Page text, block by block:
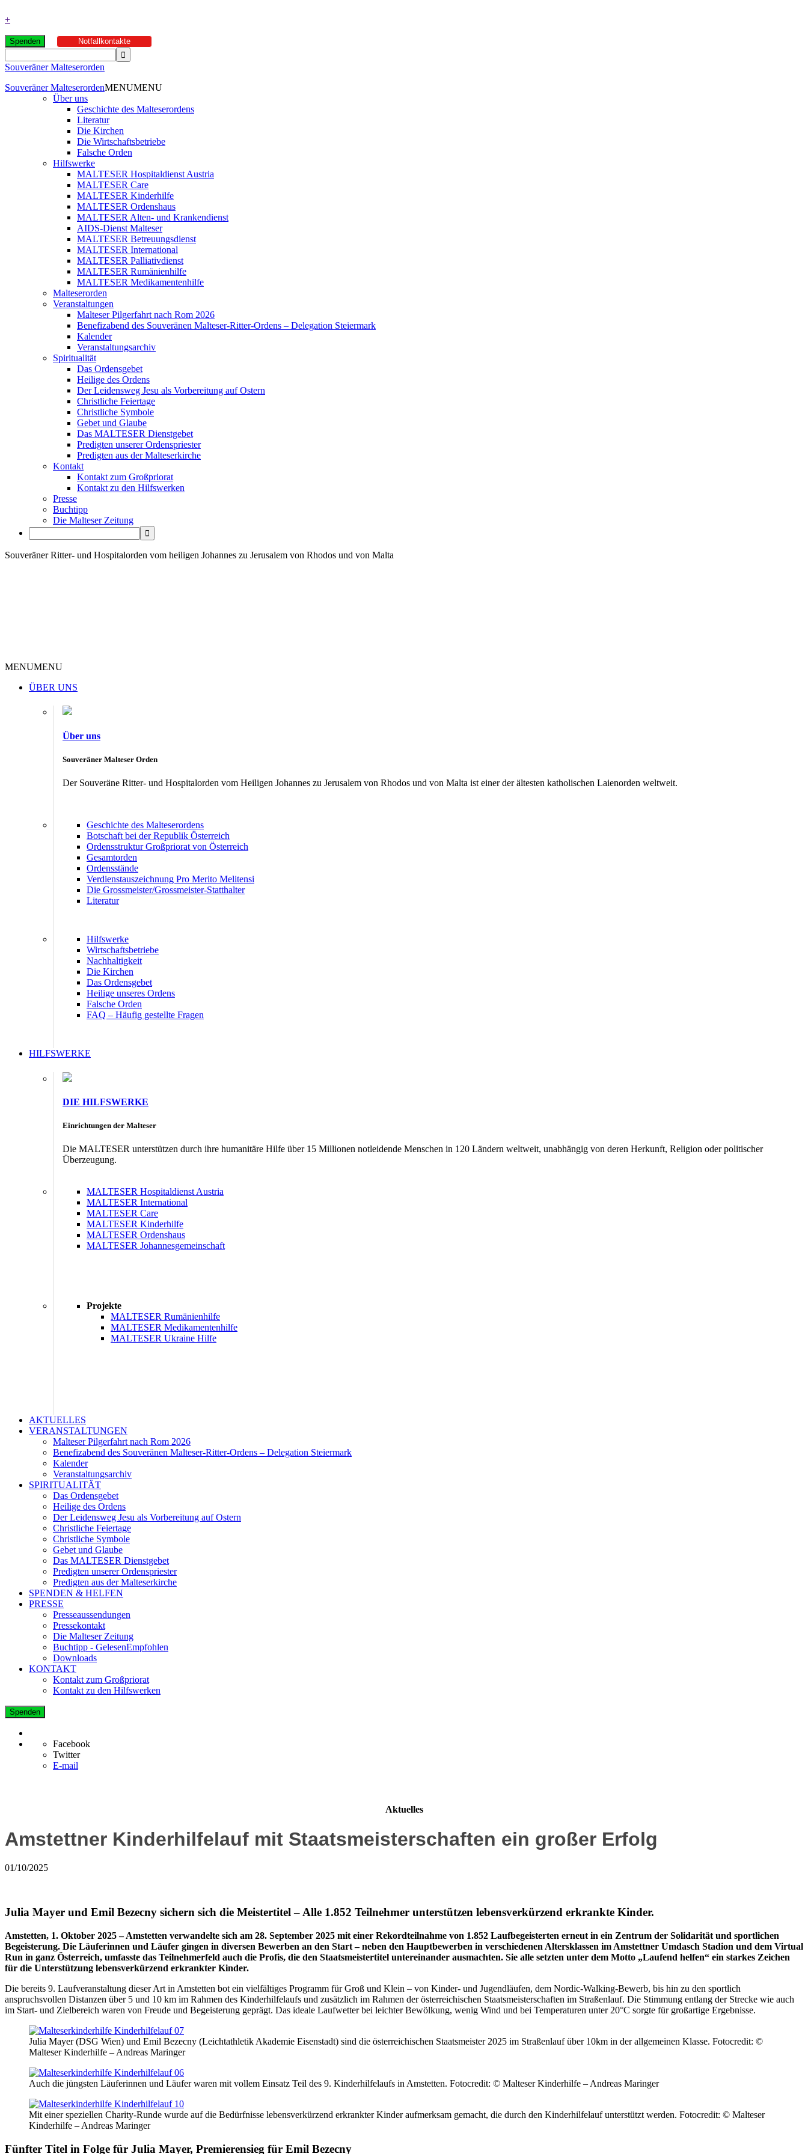
+
Spenden Notfallkontakte
Souveräner Malteserorden
Souveräner MalteserordenMENUMENU
Über uns
Geschichte des Malteserordens
Literatur
Die Kirchen
Die Wirtschaftsbetriebe
Falsche Orden
Hilfswerke
MALTESER Hospitaldienst Austria
MALTESER Care
MALTESER Kinderhilfe
MALTESER Ordenshaus
MALTESER Alten- und Krankendienst
AIDS-Dienst Malteser
MALTESER Betreuungsdienst
MALTESER International
MALTESER Palliativdienst
MALTESER Rumänienhilfe
MALTESER Medikamentenhilfe
Malteserorden
Veranstaltungen
Malteser Pilgerfahrt nach Rom 2026
Benefizabend des Souveränen Malteser-Ritter-Ordens – Delegation Steiermark
Kalender
Veranstaltungsarchiv
Spiritualität
Das Ordensgebet
Heilige des Ordens
Der Leidensweg Jesu als Vorbereitung auf Ostern
Christliche Feiertage
Christliche Symbole
Gebet und Glaube
Das MALTESER Dienstgebet
Predigten unserer Ordenspriester
Predigten aus der Malteserkirche
Kontakt
Kontakt zum Großpriorat
Kontakt zu den Hilfswerken
Presse
Buchtipp
Die Malteser Zeitung
Souveräner Ritter- und Hospitalorden vom heiligen Johannes zu Jerusalem von Rhodos und von Malta
MENUMENU
ÜBER UNS
Über uns
Souveräner Malteser Orden
Der Souveräne Ritter- und Hospitalorden vom Heiligen Johannes zu Jerusalem von Rhodos und von Malta ist einer der ältesten katholischen Laienorden weltweit.
Geschichte des Malteserordens
Botschaft bei der Republik Österreich
Ordensstruktur Großpriorat von Österreich
Gesamtorden
Ordensstände
Verdienstauszeichnung Pro Merito Melitensi
Die Grossmeister/Grossmeister-Statthalter
Literatur
Hilfswerke
Wirtschaftsbetriebe
Nachhaltigkeit
Die Kirchen
Das Ordensgebet
Heilige unseres Ordens
Falsche Orden
FAQ – Häufig gestellte Fragen
HILFSWERKE
DIE HILFSWERKE
Einrichtungen der Malteser
Die MALTESER unterstützen durch ihre humanitäre Hilfe über 15 Millionen notleidende Menschen in 120 Ländern weltweit, unabhängig von deren Herkunft, Religion oder politischer
Überzeugung.
MALTESER Hospitaldienst Austria
MALTESER International
MALTESER Care
MALTESER Kinderhilfe
MALTESER Ordenshaus
MALTESER Johannesgemeinschaft
Projekte
MALTESER Rumänienhilfe
MALTESER Medikamentenhilfe
MALTESER Ukraine Hilfe
AKTUELLES
VERANSTALTUNGEN
Malteser Pilgerfahrt nach Rom 2026
Benefizabend des Souveränen Malteser-Ritter-Ordens – Delegation Steiermark
Kalender
Veranstaltungsarchiv
SPIRITUALITÄT
Das Ordensgebet
Heilige des Ordens
Der Leidensweg Jesu als Vorbereitung auf Ostern
Christliche Feiertage
Christliche Symbole
Gebet und Glaube
Das MALTESER Dienstgebet
Predigten unserer Ordenspriester
Predigten aus der Malteserkirche
SPENDEN & HELFEN
PRESSE
Presseaussendungen
Pressekontakt
Die Malteser Zeitung
Buchtipp - GelesenEmpfohlen
Downloads
KONTAKT
Kontakt zum Großpriorat
Kontakt zu den Hilfswerken
Spenden
Facebook
Twitter
E-mail
Aktuelles
Amstettner Kinderhilfelauf mit Staatsmeisterschaften ein großer Erfolg
01/10/2025
Julia Mayer und Emil Bezecny sichern sich die Meistertitel – Alle 1.852 Teilnehmer unterstützen lebensverkürzend erkrankte Kinder.
Amstetten, 1. Oktober 2025 – Amstetten verwandelte sich am 28. September 2025 mit einer Rekordteilnahme von 1.852 Laufbegeisterten erneut in ein Zentrum der Solidarität und sportlichen
Begeisterung. Die Läuferinnen und Läufer gingen in diversen Bewerben an den Start – neben den Hauptbewerben in verschiedenen Altersklassen im Amstettner Umdasch Stadion und dem Virtual
Run in ganz Österreich, umfasste das Teilnehmerfeld auch die Profis, die den Staatsmeistertitel untereinander ausmachten. Sie alle setzten unter dem Motto „Laufend helfen“ ein starkes Zeichen
für die Unterstützung lebensverkürzend erkrankter Kinder.
Die bereits 9. Laufveranstaltung dieser Art in Amstetten bot ein vielfältiges Programm für Groß und Klein – von Kinder- und Jugendläufen, dem Nordic-Walking-Bewerb, bis hin zu den sportlich
anspruchsvollen Distanzen über 5 und 10 km im Rahmen des Kinderhilfelaufs und zusätzlich im Rahmen der österreichischen Staatsmeisterschaften im Straßenlauf. Die Stimmung entlang der Strecke wie auch
im Start- und Zielbereich waren von Freude und Begeisterung geprägt. Das ideale Laufwetter bei leichter Bewölkung, wenig Wind und bei Temperaturen unter 20°C sorgte für großartige Ergebnisse.
Julia Mayer (DSG Wien) und Emil Bezecny (Leichtathletik Akademie Eisenstadt) sind die österreichischen Staatsmeister 2025 im Straßenlauf über 10km in der allgemeinen Klasse. Fotocredit: ©
Malteser Kinderhilfe – Andreas Maringer
Auch die jüngsten Läuferinnen und Läufer waren mit vollem Einsatz Teil des 9. Kinderhilfelaufs in Amstetten. Fotocredit: © Malteser Kinderhilfe – Andreas Maringer
Mit einer speziellen Charity-Runde wurde auf die Bedürfnisse lebensverkürzend erkrankter Kinder aufmerksam gemacht, die durch den Kinderhilfelauf unterstützt werden. Fotocredit: © Malteser
Kinderhilfe – Andreas Maringer
Fünfter Titel in Folge für Julia Mayer, Premierensieg für Emil Bezecny